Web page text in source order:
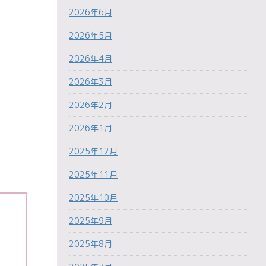
2026年6月
2026年5月
2026年4月
2026年3月
2026年2月
2026年1月
2025年12月
2025年11月
2025年10月
2025年9月
2025年8月